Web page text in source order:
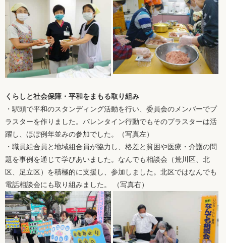
くらしと社会保障・平和をまもる取り組み
・駅頭で平和のスタンディング活動を行い、委員会のメンバーでプ
ラスターを作りました。バレンタイン行動でもそのプラスターは活
躍し、ほぼ例年並みの参加でした。（写真左）
・職員組合員と地域組合員が協力し、格差と貧困や医療・介護の問
題を事例を通じて学びあいました。なんでも相談会（荒川区、北
区、足立区）を積極的に支援し、参加しました。北区ではなんでも
電話相談会にも取り組みました。 （写真右）